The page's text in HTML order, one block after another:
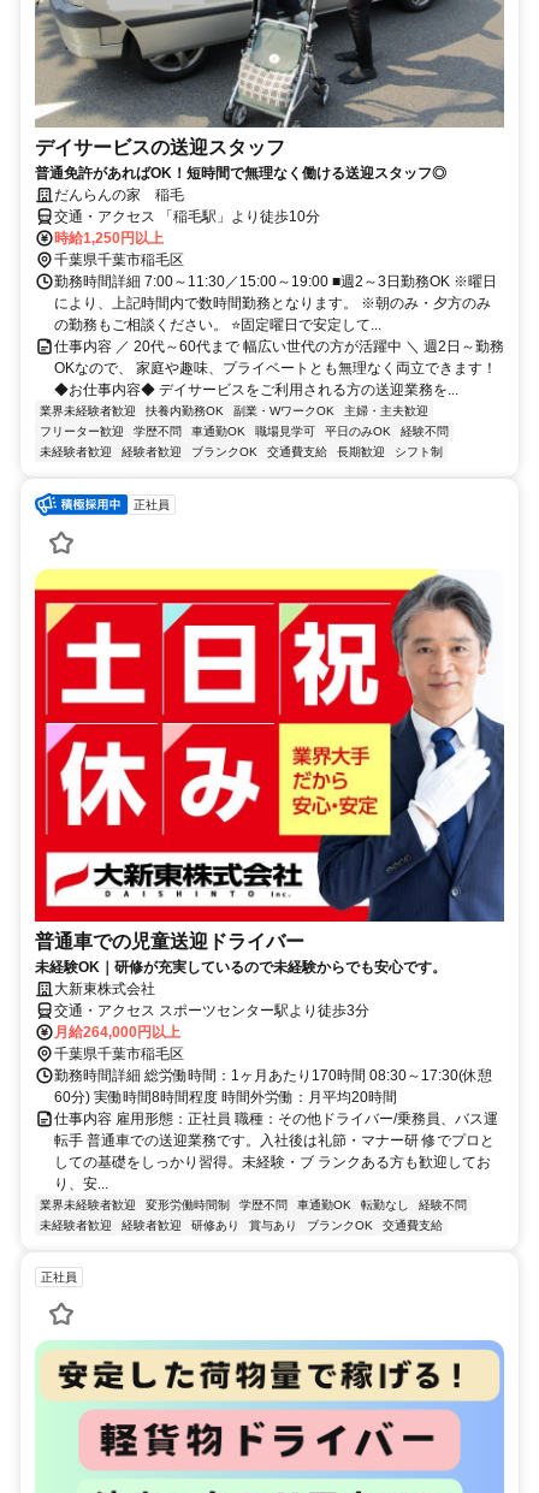
デイサービスの送迎スタッフ
普通免許があればOK！短時間で無理なく働ける送迎スタッフ◎
だんらんの家 稲毛
交通・アクセス 「稲毛駅」より徒歩10分
時給1,250円以上
千葉県千葉市稲毛区
勤務時間詳細 7:00～11:30／15:00～19:00 ■週2～3日勤務OK ※曜日
により、上記時間内で数時間勤務となります。 ※朝のみ・夕方のみ
の勤務もご相談ください。 ⭐固定曜日で安定して...
仕事内容 ／ 20代～60代まで 幅広い世代の方が活躍中 ＼ 週2日～勤務
OKなので、 家庭や趣味、プライベートとも無理なく両立できます！
◆お仕事内容◆ デイサービスをご利用される方の送迎業務を...
業界未経験者歓迎 扶養内勤務OK 副業・WワークOK
主婦・主夫歓迎
フリーター歓迎
学歴不問 車通勤OK 職場見学可 平日のみOK
経験不問
未経験者歓迎
経験者歓迎 ブランクOK 交通費支給 長期歓迎 シフト制
正社員
普通車での児童送迎ドライバー
未経験OK｜研修が充実しているので未経験からでも安心です。
大新東株式会社
交通・アクセス スポーツセンター駅より徒歩3分
月給264,000円以上
千葉県千葉市稲毛区
勤務時間詳細 総労働時間：1ヶ月あたり170時間 08:30～17:30(休憩
60分) 実働時間8時間程度 時間外労働：月平均20時間
仕事内容 雇用形態：正社員 職種：その他ドライバー/乗務員、バス運
転手 普通車での送迎業務です。入社後は礼節・マナー研 修でプロと
しての基礎をしっかり習得。未経験・ブ ランクある方も歓迎してお
り、安...
業界未経験者歓迎 変形労働時間制 学歴不問 車通勤OK 転勤なし
経験不問
未経験者歓迎
経験者歓迎 研修あり 賞与あり ブランクOK 交通費支給
正社員